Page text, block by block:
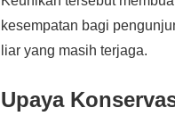
kesempatan bagi
liar yang masih terjaga.
Upaya